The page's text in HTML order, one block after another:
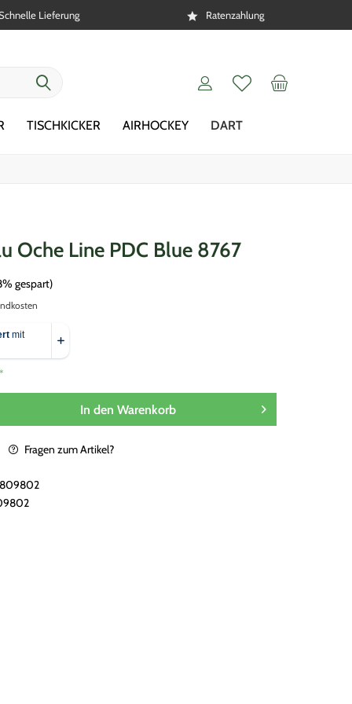
Lieferung Ratenzahlung
TISCHKICKER AIRHOCKEY DART
Oche Line PDC Blue 8767
gespart)
In den Warenkorb
Fragen zum Artikel?